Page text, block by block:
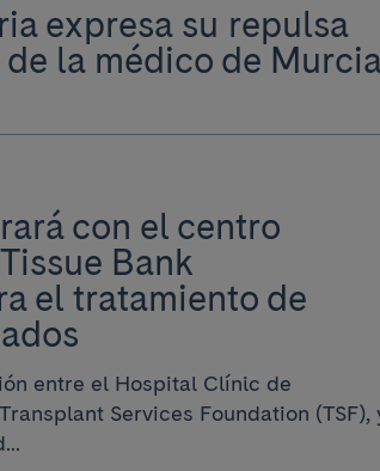
expresa su repulsa
la médico de
con el centro
Bank
el tratamiento de
entre el Hospital Clínic de
Services Foundation (TSF),